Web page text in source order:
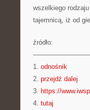
wszelkiego
tajemnicą, iż od
źródło:
1. odnośnik
2. przejdź dalej
3. https://
4. tutaj